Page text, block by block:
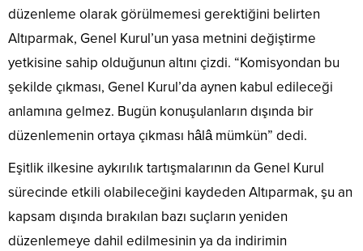
düzenleme olarak görülmemesi gerektiğini belirten
Altıparmak, Genel Kurul’un yasa metnini değiştirme
yetkisine sahip olduğunun altını çizdi. “Komisyondan bu
şekilde çıkması, Genel Kurul’da aynen kabul edileceği
anlamına gelmez. Bugün konuşulanların dışında bir
düzenlemenin ortaya çıkması hâlâ mümkün” dedi.
Eşitlik ilkesine aykırılık tartışmalarının da Genel Kurul
sürecinde etkili olabileceğini kaydeden Altıparmak, şu an
kapsam dışında bırakılan bazı suçların yeniden
düzenlemeye dahil edilmesinin ya da indirimin